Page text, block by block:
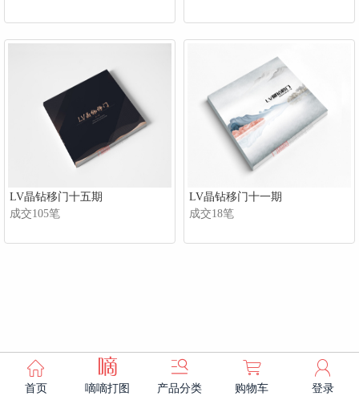

首页

嘀嘀打图

产品分类
㐿
购物车

登录
LV晶钻移门十五期
成交105笔
LV晶钻移门十一期
成交18笔